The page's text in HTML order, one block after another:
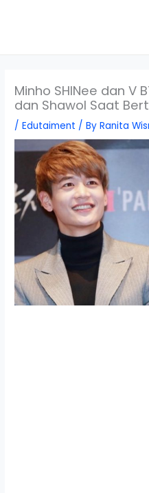
Minho SHINee dan V
dan Shawol Saat
/Edutaiment / ByRanita